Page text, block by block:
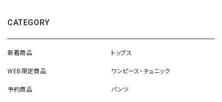
CATEGORY
新着商品
WEB限定商品
予約商品
トップス
ワンピース・チュニック
パンツ